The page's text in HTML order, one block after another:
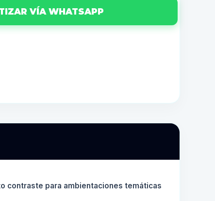
VÍA WHATSAPP
contraste para ambientaciones temáticas